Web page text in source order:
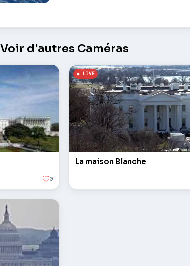
Voir d'autres Caméras
0
La maison Blanche